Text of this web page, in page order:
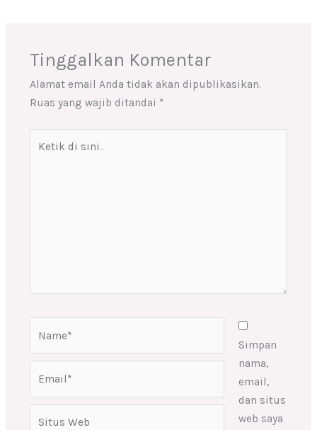
Tinggalkan Komentar
Alamat email Anda tidak akan dipublikasikan.
Ruas yang wajib ditandai *
Simpan
nama,
email,
dan situs
web saya